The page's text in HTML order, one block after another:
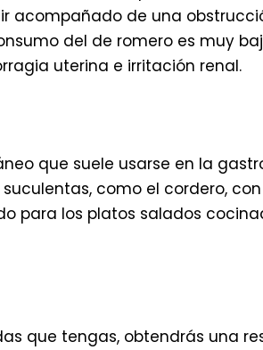
acompañado de una
del de romero es muy
uterina e irritación renal.
que suele usarse en la
como el cordero,
para los platos salados
que tengas, obtendrás una